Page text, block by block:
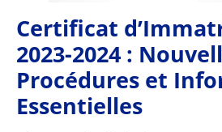
Certificat
2023-2024 :
Procédures et
Essentielles